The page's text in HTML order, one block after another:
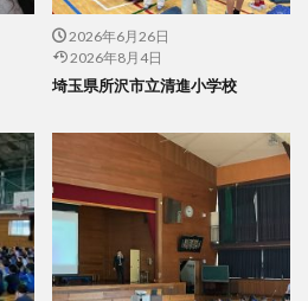
2026年6月26日
2026年8月4日
埼玉県所沢市立清進小学校